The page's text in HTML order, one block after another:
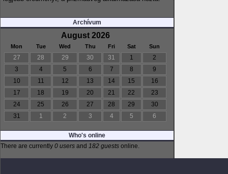
Archívum
August 2026
Mon Tue Wed Thu Fri Sat Sun
27 28 29 30 31 1
2
3
4 5 6 7 8
9
10
11 12 13 14 15
16
17
18 19 20 21 22
23
24
25 26 27 28 29
30
31
1 2 3 4 5 6
Who's online
There are currently 0 users and 182 guests online.